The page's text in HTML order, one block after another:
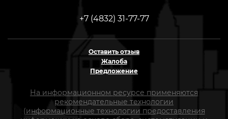
+7 (4832) 31-77-77
Оставить отзыв
Жалоба
Предложение
На информационном ресурсе применяются
рекомендательные технологии
(информационные технологии предоставления